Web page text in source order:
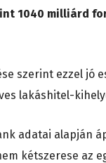
1040 milliárd
szerint ezzel jó
lakáshitel-
adatai alapján
kétszerese az